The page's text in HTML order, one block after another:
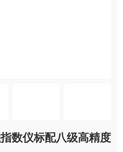
数仪标配八级高精度